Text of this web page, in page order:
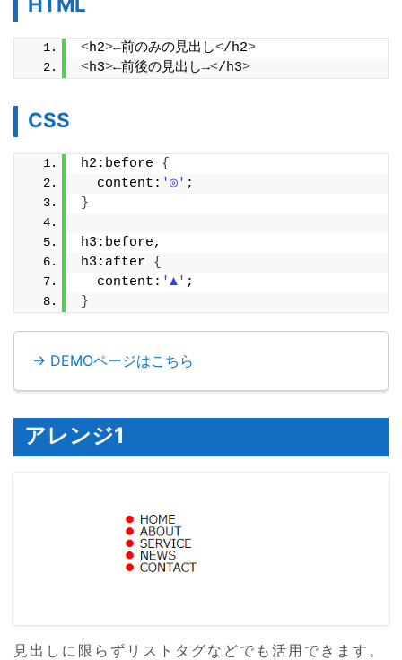
<h2>←前のみの見出し</h2>
<h3>←前後の見出し→</h3>
CSS
h2:before {
  content:
'◎' ;
}
h3:before,
h3:after {
  content:
'▲' ;
}
→ DEMOページはこちら
アレンジ1
見出しに限らずリストタグなどでも活用できます。